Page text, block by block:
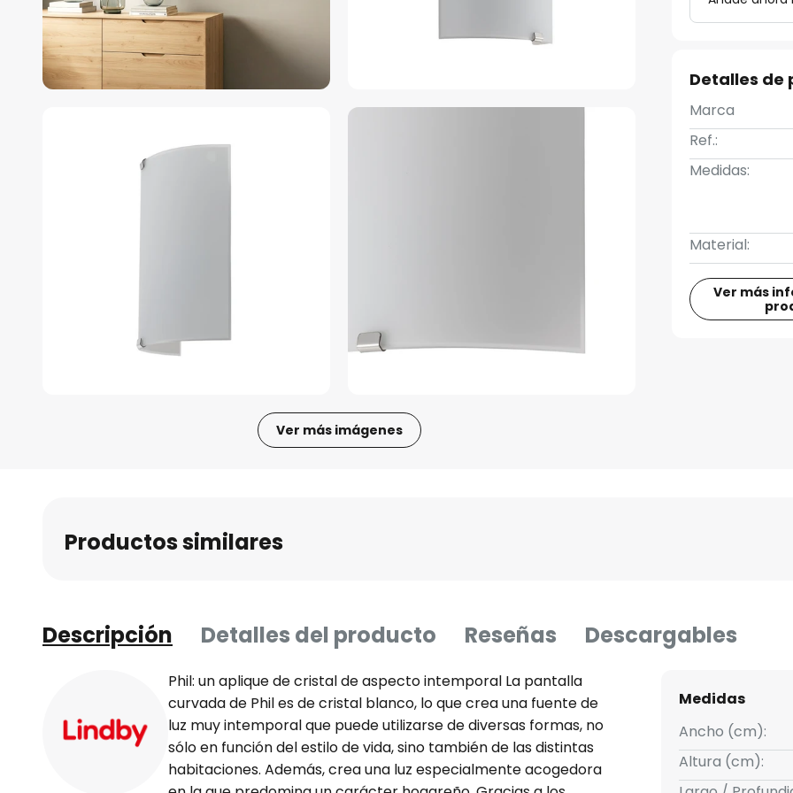
Ver más imágenes
Detalles de
Marca
Ref.:
Medidas:
Material:
Ver más
Productos similares
Descripción Detalles del producto Reseñas Descargables
Phil: un aplique de cristal de aspecto intemporal La pantalla
curvada de Phil es de cristal blanco, lo que crea una fuente de
luz muy intemporal que puede utilizarse de diversas formas, no
sólo en función del estilo de vida, sino también de las distintas
habitaciones. Además, crea una luz especialmente acogedora
Medidas
Ancho (cm):
Altura (cm):